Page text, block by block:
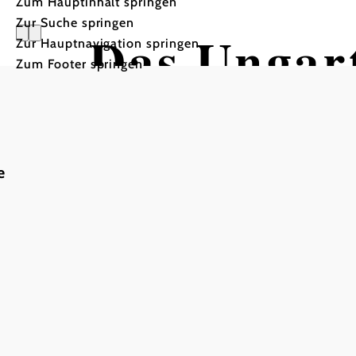
Zur Suche springen
Zur Hauptnavigation springen
Zum Footer springen
Das